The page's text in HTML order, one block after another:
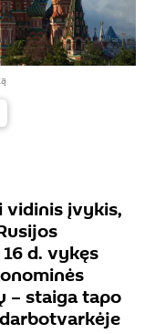
vidinis įvykis,
d. vykęs
– staiga tapo